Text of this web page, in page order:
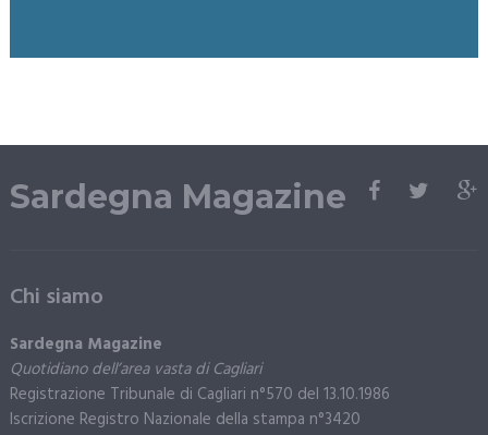
Sardegna Magazine
Chi siamo
Sardegna Magazine
Quotidiano dell’area vasta di Cagliari
Registrazione Tribunale di Cagliari n°570 del 13.10.1986
Iscrizione Registro Nazionale della stampa n°3420